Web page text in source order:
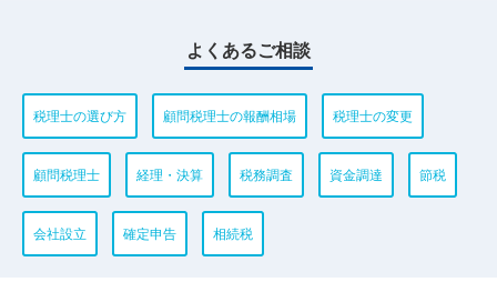
よくあるご相談
税理士の選び方 顧問税理士の報酬相場 税理士の変更
顧問税理士 経理・決算 税務調査 資金調達 節税
会社設立 確定申告 相続税